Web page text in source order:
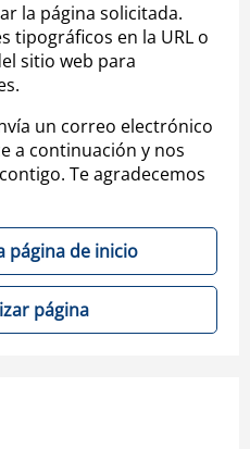
la página solicitada.
tipográficos en la URL o
sitio web para
un correo electrónico
a continuación y nos
Te agradecemos
página de inicio
página